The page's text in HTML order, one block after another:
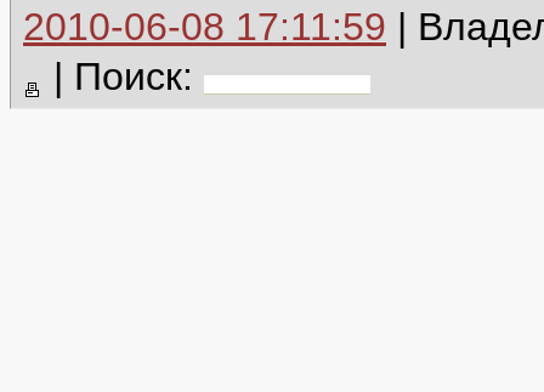
2010-06-08 17:11:59 |
| Поиск: